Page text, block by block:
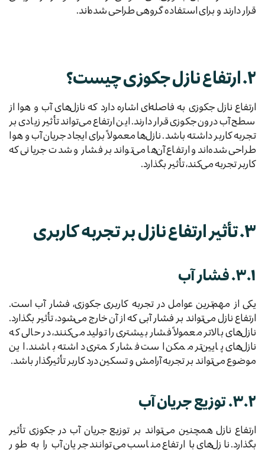
قرار دارند و برای استفاده گروهی طراحی شده‌اند.
۲. ارتفاع نازل جکوزی چیست؟
ارتفاع نازل جکوزی به فاصله‌ای اشاره دارد که نازل‌های آب و هوا از
سطح آب درون جکوزی قرار دارند. این ارتفاع می‌تواند تأثیر زیادی بر
تجربه کاربر داشته باشد. نازل‌ها معمولاً برای ایجاد جریان آب و هوا
طراحی شده‌اند و ارتفاع آن‌ها می‌تواند بر فشار و شدت جریانی که
کاربر تجربه می‌کند، تأثیر بگذارد.
۳. تأثیر ارتفاع نازل بر تجربه کاربری
۳.۱. فشار آب
یکی از مهم‌ترین عوامل در تجربه کاربری جکوزی، فشار آب است.
ارتفاع نازل می‌تواند بر فشار آبی که از آن خارج می‌شود، تأثیر بگذارد.
نازل‌های بالاتر معمولاً فشار بیشتری را تولید می‌کنند، در حالی که
نازل‌های پایین‌تر ممکن است فشار کمتری داشته باشند. این
موضوع می‌تواند بر تجربه آرامش و تسکین درد کاربر تأثیرگذار باشد.
۳.۲. توزیع جریان آب
ارتفاع نازل همچنین می‌تواند بر توزیع جریان آب در جکوزی تأثیر
بگذارد. نازل‌های با ارتفاع مناسب می‌توانند جریان آب را به طور